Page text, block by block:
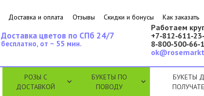
Доставка и оплата Отзывы Скидки и бонусы Как заказать
Работаем
Доставка цветов по СПб 24/7
бесплатно, от ~ 55 мин.
РОЗЫ С
ДОСТАВКОЙ
БУКЕТЫ ПО
ПОВОДУ
БУКЕТЫ